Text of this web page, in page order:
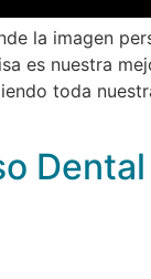
la imagen
es nuestra
toda
Dental